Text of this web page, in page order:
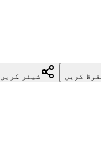
کریں شیئر کریں